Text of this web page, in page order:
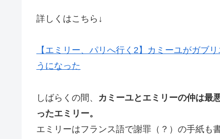
詳しくはこちら↓
【エミリー、パリへ行く2】カミーユがガブ
うになった
しばらくの間、 カミーユとエミリーの仲は最
ったエミリー。
エミリーはフランス語で謝罪（？）の手紙も